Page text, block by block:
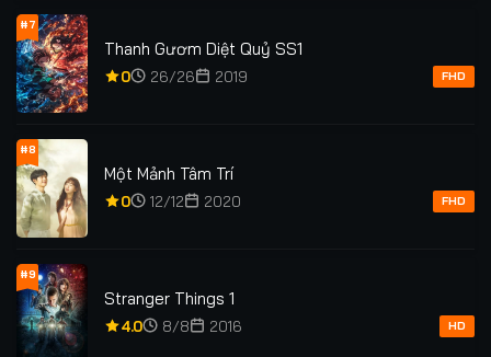
#7
Thanh Gươm Diệt Quỷ SS1
0 26/26 2019 FHD
#8
Một Mảnh Tâm Trí
0 12/12 2020 FHD
#9
Stranger Things 1
4.0 8/8 2016 HD